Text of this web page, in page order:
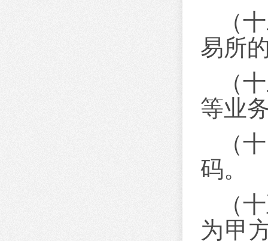
（
易所
（
等业
（
码。
（
为甲